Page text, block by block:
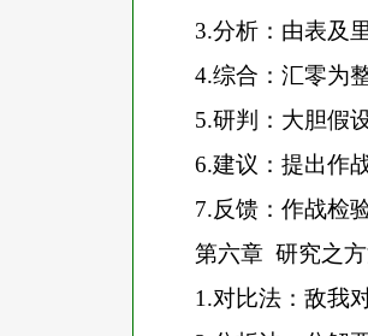
3.分析：由表及
4.综合：汇零为
5.研判：大胆假
6.建议：提出作
7.反馈：作战检
第六章 研究之
1.对比法：敌我